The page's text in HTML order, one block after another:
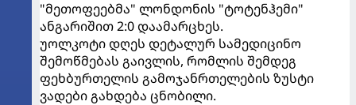
"მეთოფეებმა" ლონდონის "ტოტენჰემი"
ანგარიშით 2:0 დაამარცხეს.
უოლკოტი დღეს დეტალურ სამედიცინო
შემოწმებას გაივლის, რომლის შემდეგ
ფეხბურთელის გამოჯანრთელების ზუსტი
ვადები გახდება ცნობილი.